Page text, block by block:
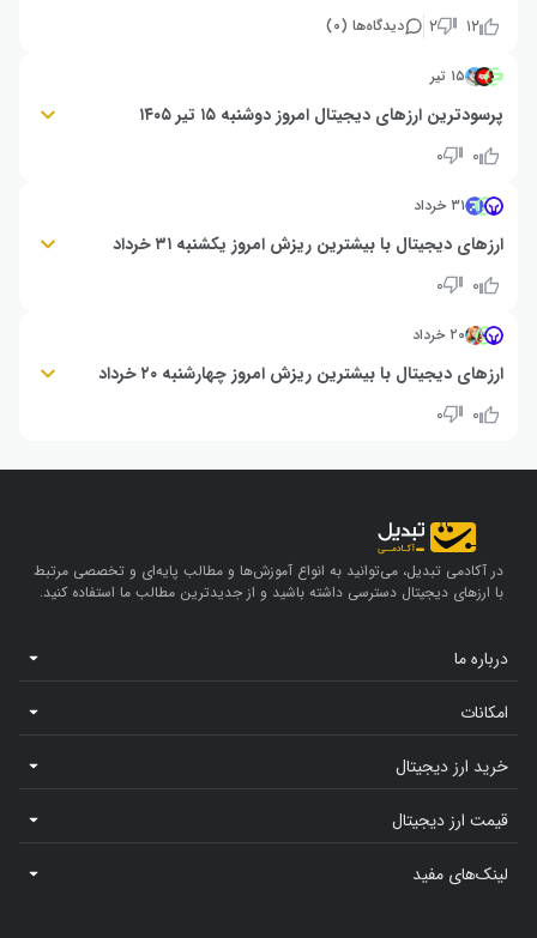
لب (LAB): ۶۴٪- | تی‌ای‌سی پروتکل (TAC): ۴۱٪- | اکلیپس (ES): ۱۵٪-۱۲ ۲ دیدگاه‌ها (۰)
۱۵ تیر
پرسودترین ارزهای دیجیتال امروز دوشنبه ۱۵ تیر ۱۴۰۵
+
۰ ۰
۳۱ خرداد
ارزهای دیجیتال با بیشترین ریزش امروز یکشنبه ۳۱ خرداد
آرنا-زد (A2Z): ۲۷٪- | ریف توکن (RIF): ۲۱٪- | اکلیپس (ES): ۱۸٪-
۰ ۰
۲۰ خرداد
ارزهای دیجیتال با بیشترین ریزش امروز چهارشنبه ۲۰ خرداد
سایرن (SIREN): ۳۹٪- | آرنا-زد (A2Z) : ۲۶٪- | اکلیپس (ES): ۲۴٪-
۰ ۰
در آکادمی تبدیل، می‌توانید به انواع آموزش‌ها و مطالب پایه‌ای و تخصصی مرتبط
با ارزهای دیجیتال دسترسی داشته باشید و از جدیدترین مطالب ما استفاده کنید.
درباره ما
امکانات
خرید ارز دیجیتال
قیمت ارز دیجیتال
لینک‌های مفید